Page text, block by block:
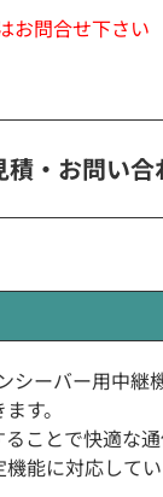
お問合せ下さい
積・お問い合
ーバー用中継機
す。
ことで快適な
能に対応してい